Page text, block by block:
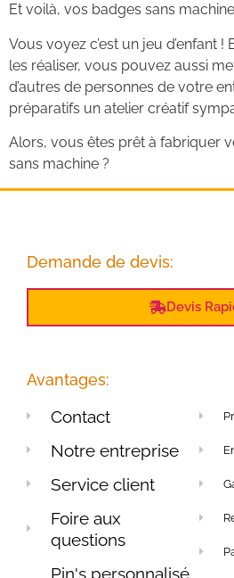
Et voilà, vos badges sans
Vous voyez c’est un jeu d’enfant
les réaliser, vous pouvez aussi
d’autres de personnes de votre
préparatifs un atelier créatif
Alors, vous êtes prêt à fabriquer
sans machine ?
Demande de devis:
Devis
Avantages:
Contact
Notre entreprise
Service client
Foire aux
questions
Pin's personnalisé